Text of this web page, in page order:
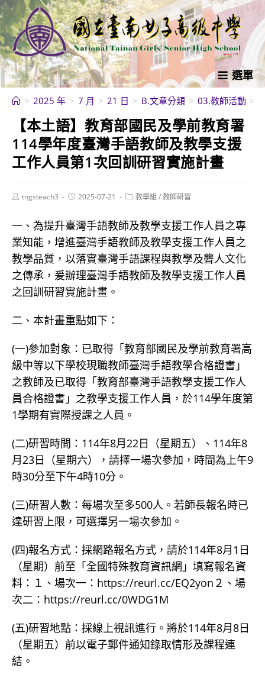
跳
轉
至
主
要
內
選單
> 2025 年 > 7 月 > 21 日 > B.文章分類 > 03.教師活動 >
【本土語】教育部國民及學前教育署
114學年度臺灣手語教師及教學支援
工作人員第1次回訓研習實施計畫
Posttngsteach3
Post2025-07-21
Post教學組 /教師研習
一、為提升臺灣手語教師及教學支援工作人員之專
業知能，增進臺灣手語教師及教學支援工作人員之
教學品質，以落實臺灣手語課程與教學及聾人文化
之傳承，爰辦理臺灣手語教師及教學支援工作人員
之回訓研習實施計畫。
二、本計畫重點如下：
(一)參加對象：已取得「教育部國民及學前教育署高
級中等以下學校現職教師臺灣手語教學合格證書」
之教師及已取得「教育部臺灣手語教學支援工作人
員合格證書」之教學支援工作人員，於114學年度第
1學期有實際授課之人員。
(二)研習時間：114年8月22日（星期五）、114年8
月23日（星期六），請擇一場次參加，時間為上午9
時30分至下午4時10分。
(三)研習人數：每場次至多500人。若師長報名時已
達研習上限，可選擇另一場次參加。
(四)報名方式：採網路報名方式，請於114年8月1日
（星期）前至「全國特殊教育資訊網」填寫報名資
料：１、場次一：https://reurl.cc/EQ2yon２、場
次二：https://reurl.cc/0WDG1M
(五)研習地點：採線上視訊進行。將於114年8月8日
（星期五）前以電子郵件通知錄取情形及課程連
結。